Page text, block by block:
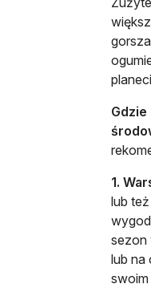
Gdzie
1.
lub
sezon
lub na